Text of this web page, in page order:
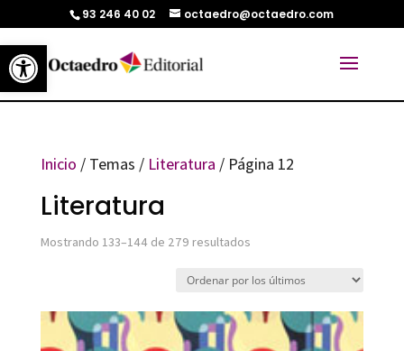
Abrir barra de herramientas
93 246 40 02 octaedro@octaedro.com
Inicio / Temas / Literatura / Página 12
Literatura
Mostrando 133–144 de 279 resultadosOrdenado
últimos